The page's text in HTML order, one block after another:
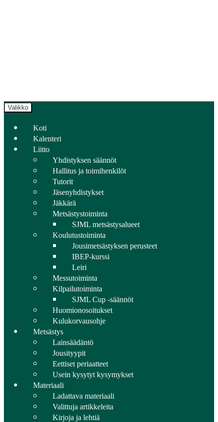
Valikko
Koti
Kalenteri
Liitto
Yhdistyksen säännöt
Hallitus ja toimihenkilöt
Tutorit
Jäsenyhdistykset
Jäkkärä
Metsästystoiminta
SJML metsästysalueet
Koulutustoiminta
Jousimetsästyksen perusteet
IBEP-kurssi
Leiri
Messutoiminta
Kilpailutoiminta
SJML Cup -säännöt
Huomionosoitukset
Kulukorvausohje
Metsästys
Lainsäädäntö
Jousityypit
Eettiset periaatteet
Usein kysytyt kysymykset
Materiaali
Ladattava materiaali
Valittuja artikkeleita
Kirjoja ja lehtiä